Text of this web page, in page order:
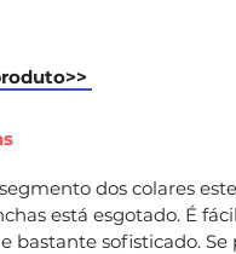
dos colares
está esgotado. É
bastante sofisticado. Se